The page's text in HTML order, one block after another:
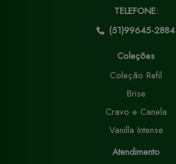
TELEFONE:
(51)99645-2884
Coleções
Coleção Refil
Brise
Cravo e Canela
Vanilla Intense
Atendimento